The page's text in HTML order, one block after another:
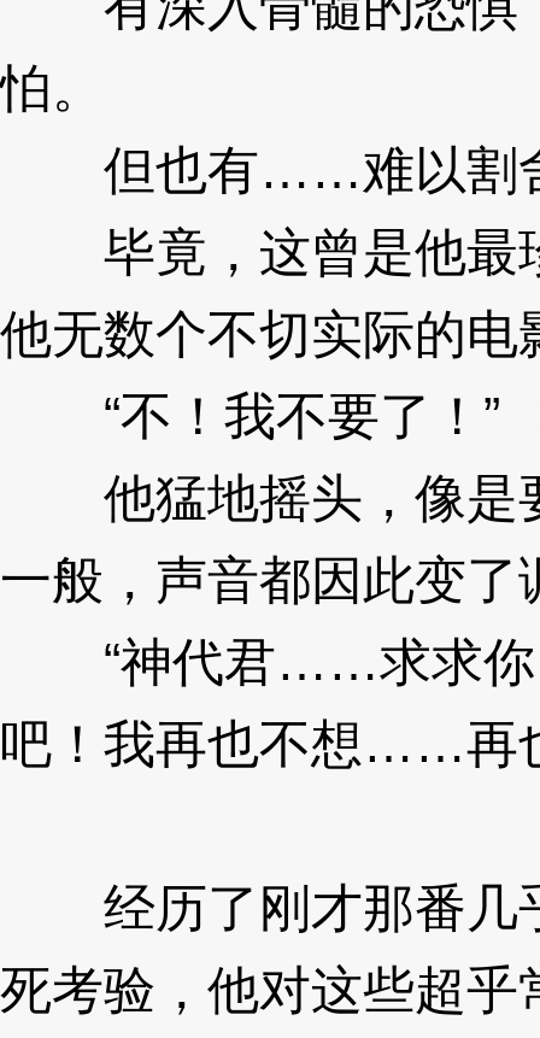
怕。
但也有……难以割
毕竟，这曾是他最
他无数个不切实际的电
“不！我不要了！”
他猛地摇头，像是
一般，声音都因此变了
“神代君……求求你
吧！我再也不想……再
经历了刚才那番几
死考验，他对这些超